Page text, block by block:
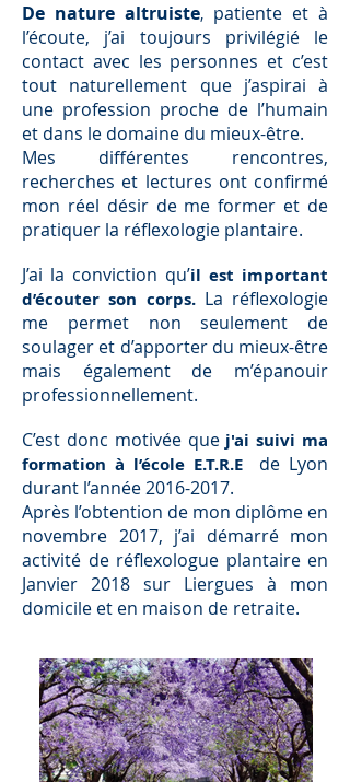
De nature altruiste, patiente et à
l’écoute, j’ai toujours privilégié le
contact avec les personnes et c’est
tout naturellement que j’aspirai à
une profession proche de l’humain
et dans le domaine du mieux-être.
Mes différentes rencontres,
recherches et lectures ont confirmé
mon réel désir de me former et de
pratiquer la réflexologie plantaire.
J’ai la conviction qu’il est important
d’écouter son corps. La réflexologie
me permet non seulement de
soulager et d’apporter du mieux-être
mais également de m’épanouir
professionnellement.
C’est donc motivée que j'ai suivi ma
formation à l’école E.T.R.E
de Lyon
durant l’année2016-2017.
Après l’obtention de mon diplôme en
novembre 2017, j’ai démarré mon
activité de réflexologue plantaire en
Janvier 2018 sur Liergues à mon
domicile et en maison de retraite.